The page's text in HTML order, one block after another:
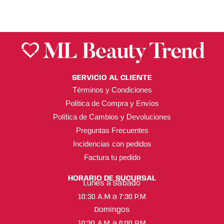
SERVICIO AL CLIENTE
Términos y Condiciones
Política de Compra y Envíos
Política de Cambios y Devoluciones
Preguntas Frecuentes
Incidencias con pedidos
Factura tu pedido
HORARIO DE SUCURSAL
Lunes a Sábado
10:30 A.M a 7:30 P.M
Domingos